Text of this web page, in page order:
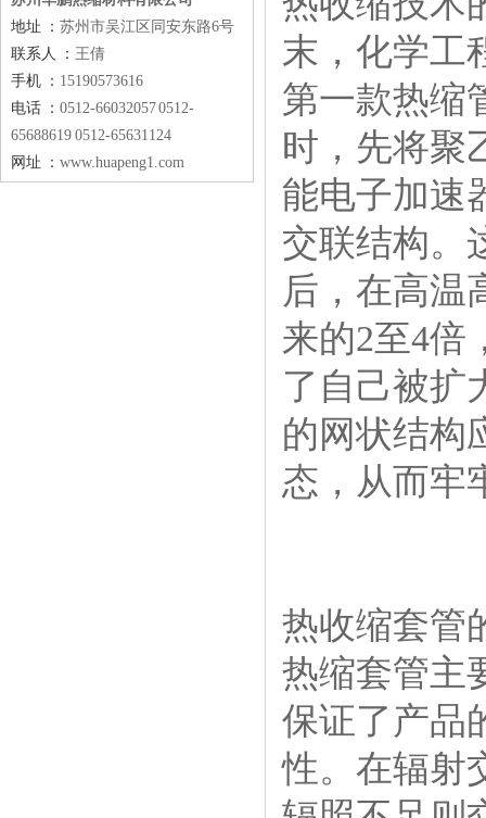
地址 ： 苏州市吴江区同安东路6号
联系人 ： 王倩
手机 ： 15190573616
电话 ： 0512-66032057 0512-
65688619 0512-65631124
网址 ： www.huapeng1.com
末，化学工
第一款热缩
时，先将聚
能电子加速
交联结构。
后，在高温
来的2至4
了自己被扩
的网状结构
态，从而牢
热收缩套管
热缩套管主
保证了产品
性。在辐射